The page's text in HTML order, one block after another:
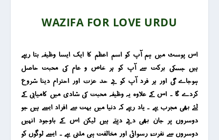
WAZIFA FOR LOVE URDU
اس پوسٹ میں ہم آپ کو اسم اعظم کا ایک ایسا وظیفہ بتا رہے
ہیں جسکی برکت سے آپ کو ہر خاص و عام کی محبت حاصل
ہوجاے گی اور ہر فرد آپ کو بے حد عزت اور احترام دینا شروع
کردے گا ۔ اس کے علاوہ یہ وظیفہ محبت کی شادی میں کامیابی کے
لئے بھی مجرب ہے ۔ یاد رہے کہ دنیا میں بہت سے افراد ایسے ہیں جو
دوسروں پر جان بھی دیے دیتے ہیں لیکن اس کے باوجود انہیں
دوسروں سے نفرت، رسوائی اور مخالفت ہی ملتی ہے ۔ ایسے لوگوں کو